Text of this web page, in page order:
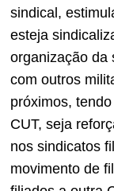
sindical,
esteja
organização da
com outros
próximos,
CUT, seja
nos sindicatos
movimento de